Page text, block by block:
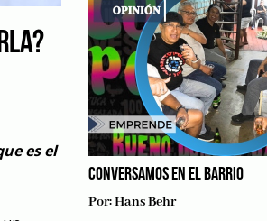
es el
CONVERSAMOS EN EL BARRIO
Por:Hans Behr